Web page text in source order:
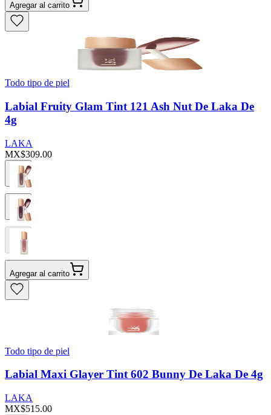
Agregar al carrito
Todo tipo de piel
Labial Fruity Glam Tint 121 Ash Nut De Laka De
4g
LAKA
MX$309.00
Agregar al carrito
Todo tipo de piel
Labial Maxi Glayer Tint 602 Bunny De Laka De 4g
LAKA
MX$515.00